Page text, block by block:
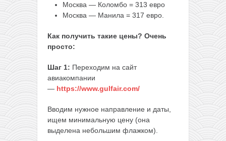
Москва — Коломбо = 313 евро
Москва — Манила = 317 евро.
Как получить такие цены? Очень
просто:
Шаг 1: Переходим на сайт
авиакомпании
— https://www.gulfair.com/
Вводим нужное направление и даты,
ищем минимальную цену (она
выделена небольшим флажком).